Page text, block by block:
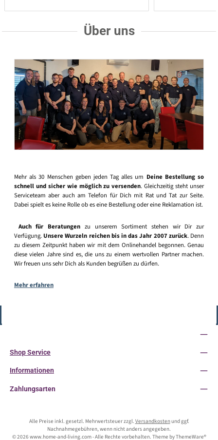
Über uns
Mehr als 30 Menschen geben jeden Tag alles um Deine Bestellung so
schnell und sicher wie möglich zu versenden. Gleichzeitig steht unser
Serviceteam aber auch am Telefon für Dich mit Rat und Tat zur Seite.
Dabei spielt es keine Rolle ob es eine Bestellung oder eine Reklamation ist.
Auch für Beratungen zu unserem Sortiment stehen wir Dir zur
Verfügung. Unsere Wurzeln reichen bis in das Jahr 2007 zurück. Denn
zu diesem Zeitpunkt haben wir mit dem Onlinehandel begonnen. Genau
diese vielen Jahre sind es, die uns zu einem wertvollen Partner machen.
Wir freuen uns sehr Dich als Kunden begrüßen zu dürfen.
Mehr erfahren
Shop Service
Informationen
Zahlungsarten
Alle Preise inkl. gesetzl. Mehrwertsteuer zzgl. Versandkostenund ggf.
Nachnahmegebühren, wenn nicht anders angegeben.
© 2026 www.home-and-living.com - Alle Rechte vorbehalten. Theme byThemeWare®